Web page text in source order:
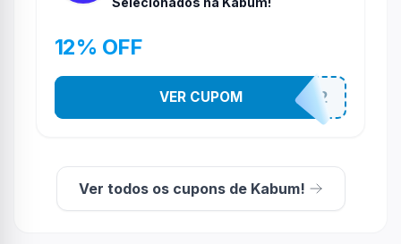
12% OFF
SMARTESTADAO12
VER CUPOM
Ver todos os cupons de Kabum!